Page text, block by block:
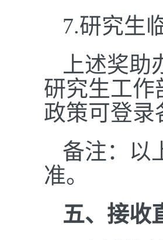
7.研究生
上述奖
研究生工作
政策可登录
备注：以
准。
五、接收